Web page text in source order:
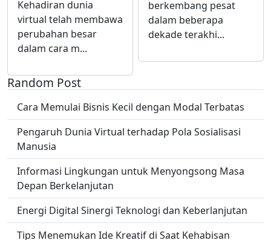
Kehadiran dunia
virtual telah membawa
perubahan besar
dalam cara m...
berkembang pesat
dalam beberapa
dekade terakhi...
Random Post
Cara Memulai Bisnis Kecil dengan Modal Terbatas
Pengaruh Dunia Virtual terhadap Pola Sosialisasi
Manusia
Informasi Lingkungan untuk Menyongsong Masa
Depan Berkelanjutan
Energi Digital Sinergi Teknologi dan Keberlanjutan
Tips Menemukan Ide Kreatif di Saat Kehabisan